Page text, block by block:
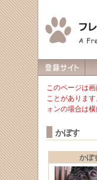
このページは
ことがありま
ォンの場合は
かぼす
かぼ